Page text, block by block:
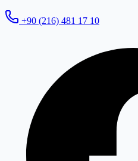
+90 (216) 481 17 10